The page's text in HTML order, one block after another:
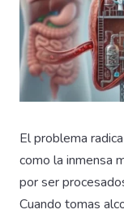
El problema
como la inmensa
por ser
Cuando tomas